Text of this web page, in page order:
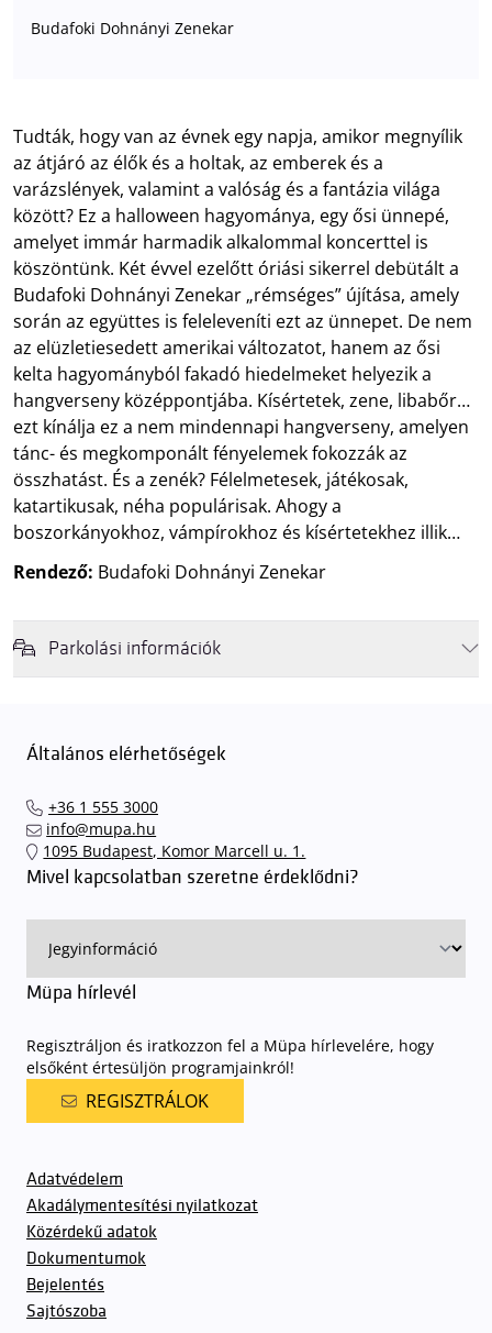
Budafoki Dohnányi Zenekar
Tudták, hogy van az évnek egy napja, amikor megnyílik
az átjáró az élők és a holtak, az emberek és a
varázslények, valamint a valóság és a fantázia világa
között? Ez a halloween hagyománya, egy ősi ünnepé,
amelyet immár harmadik alkalommal koncerttel is
köszöntünk. Két évvel ezelőtt óriási sikerrel debütált a
Budafoki Dohnányi Zenekar „rémséges” újítása, amely
során az együttes is feleleveníti ezt az ünnepet. De nem
az elüzletiesedett amerikai változatot, hanem az ősi
kelta hagyományból fakadó hiedelmeket helyezik a
hangverseny középpontjába. Kísértetek, zene, libabőr…
ezt kínálja ez a nem mindennapi hangverseny, amelyen
tánc- és megkomponált fényelemek fokozzák az
összhatást. És a zenék? Félelmetesek, játékosak,
katartikusak, néha populárisak. Ahogy a
boszorkányokhoz, vámpírokhoz és kísértetekhez illik…
Rendező: Budafoki Dohnányi Zenekar
Parkolási információk
érkezéskor megnövekedett várakozási idővel érdemes kalkulálni. Ezt
azt javasoljuk kedves közönségünknek, induljanak
találhassák meg a legideálisabb parkolóhelyet és
érkezhessenek meg előadásainkra
sorompókat rendszámfelismerő automatika nyitja.
ingyenes azon vendégeink számára, akik egy aznapi fizetős
rendjének részletes leírásaelérhető itt.
Általános elérhetőségek
+36 1 555 3000
info@mupa.hu
1095 Budapest, Komor Marcell u. 1.
Mivel kapcsolatban szeretne érdeklődni?
Müpa hírlevél
Regisztráljon és iratkozzon fel a Müpa hírlevelére, hogy
elsőként értesüljön programjainkról!
REGISZTRÁLOK
Adatvédelem
Akadálymentesítési nyilatkozat
Közérdekű adatok
Dokumentumok
Bejelentés
Sajtószoba